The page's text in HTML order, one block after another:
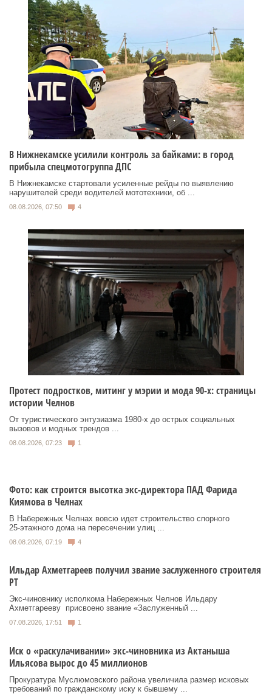
В Нижнекамске усилили контроль за байками: в город
прибыла спецмотогруппа ДПС
В Нижнекамске стартовали усиленные рейды по выявлению
нарушителей среди водителей мототехники, об ...
08.08.2026, 07:50 4
Протест подростков, митинг у мэрии и мода 90-х: страницы
истории Челнов
От туристического энтузиазма 1980‑х до острых социальных
вызовов и модных трендов ...
08.08.2026, 07:23 1
Фото: как строится высотка экс-директора ПАД Фарида
Киямова в Челнах
В Набережных Челнах вовсю идет строительство спорного
25‑этажного дома на пересечении улиц ...
08.08.2026, 07:19 4
Ильдар Ахметгареев получил звание заслуженного строителя
РТ
Экс‑чиновнику исполкома Набережных Челнов Ильдару
Ахметгарееву присвоено звание «Заслуженный ...
07.08.2026, 17:51 1
Иск о «раскулачивании» экс-чиновника из Актаныша
Ильясова вырос до 45 миллионов
Прокуратура Муслюмовского района увеличила размер исковых
требований по гражданскому иску к бывшему ...